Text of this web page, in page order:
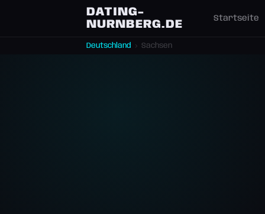
DATING-
NURNBERG.DE
Startseite
Deutschland › Sachsen